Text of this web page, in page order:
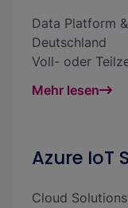
Data Platform
Deutschland
Voll- oder
Mehr lesen
Azure IoT
Cloud